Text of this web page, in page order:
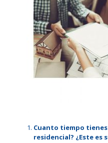
Cuanto tiempo
residencial? ¿Este es